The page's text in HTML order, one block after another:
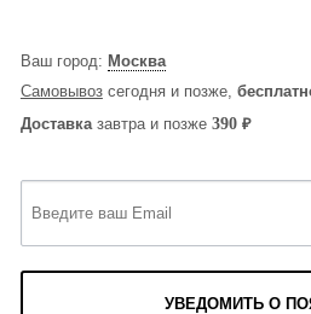
Ваш город: Москва
Самовывозсегодня и позже,
Доставказавтра и позже 390 ₽
УВЕДОМИТЬ О